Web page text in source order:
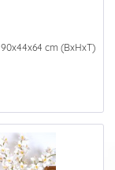
90x44x64 cm (BxHxT)